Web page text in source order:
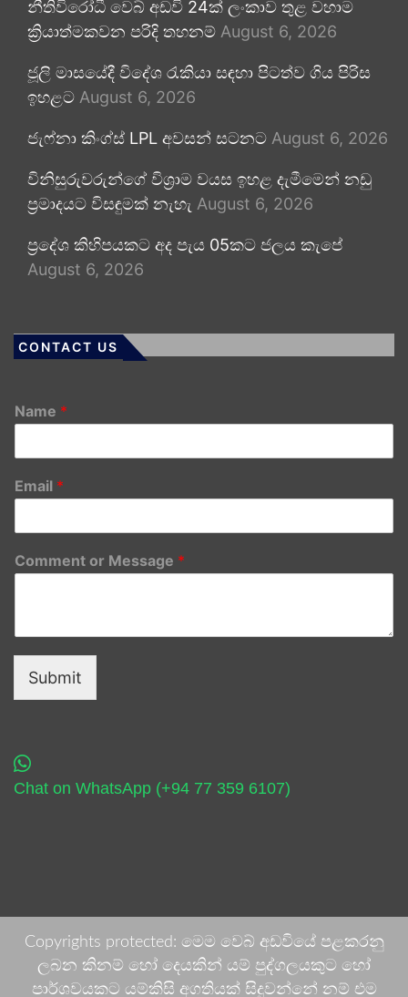
නීතිවිරෝධී වෙබ් අඩවි 24ක් ලංකාව තුළ වහාම
ක්‍රියාත්මකවන පරිදි තහනම් August 6, 2026
ජූලි මාසයේදී විදේශ රැකියා සඳහා පිටත්ව ගිය පිරිස
ඉහළට August 6, 2026
ජැෆ්නා කිංග්ස් LPL අවසන් සටනට August 6, 2026
විනිසුරුවරුන්ගේ විශ්‍රාම වයස ඉහළ දැමීමෙන් නඩු
ප්‍රමාදයට විසඳුමක් නැහැ August 6, 2026
ප්‍රදේශ කිහිපයකට අද පැය 05කට ජලය කැපේ
August 6, 2026
CONTACT US
Name *
Email *
Comment or Message *
Submit
Chat on WhatsApp (+94 77 359 6107)
Copyrights protected: මෙම වෙබ් අඩවියේ පළකරනු
ලබන කිනම් හෝ දෙයකින් යම් පුද්ගලයකුට හෝ
පාර්ශවයකට යම්කිසි අගතියක් සිදුවන්නේ නම් එම